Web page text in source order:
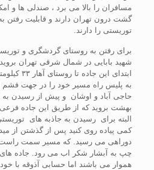
مسافران را بالا می برد ، صندلی ها و
گشت درون تهران دارند و قابلیت رفتن
توریستی را دارند.
برای رفتن به روستای گردشگری و
شهید بابایی در شمال شرقی تهران
ابتدای این
به پلیس راه مسیر خود را در جهت فشم
حاجی آباد و اوشان و پیش از رسیدن
بهشت بروید که از طریق این جاده
البته برای رسیدن به جاذبه های
کمی پیاده روی کنید پس از گذشتن از
دوراهی می رسید. که مسیر سمت
چپ به آبشار شکر اب می رود. جاده های
هموار می باشند اما حسابی آذوقه با